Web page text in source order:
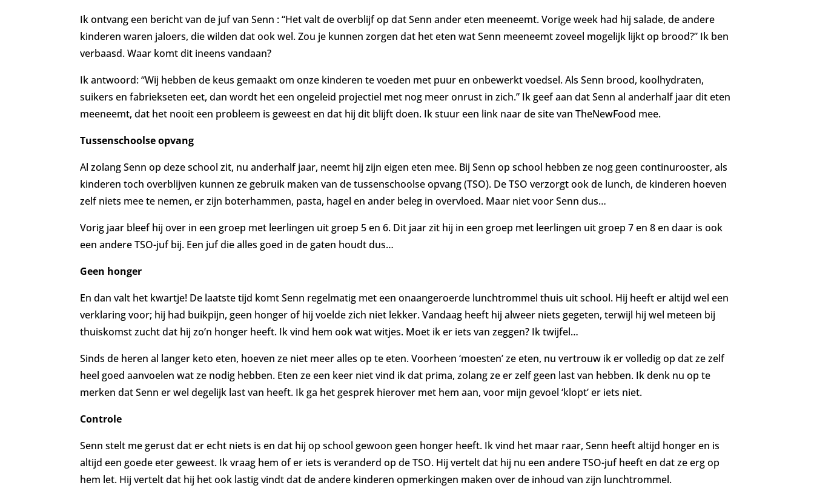
Ik ontvang een bericht van de juf van Senn : “Het valt de overblijf op dat Senn ander eten meeneemt. Vorige week had hij salade, de andere
kinderen waren jaloers, die wilden dat ook wel. Zou je kunnen zorgen dat het eten wat Senn meeneemt zoveel mogelijk lijkt op brood?” Ik ben
verbaasd. Waar komt dit ineens vandaan?
Ik antwoord: “Wij hebben de keus gemaakt om onze kinderen te voeden met puur en onbewerkt voedsel. Als Senn brood, koolhydraten,
suikers en fabriekseten eet, dan wordt het een ongeleid projectiel met nog meer onrust in zich.” Ik geef aan dat Senn al anderhalf jaar dit eten
meeneemt, dat het nooit een probleem is geweest en dat hij dit blijft doen. Ik stuur een link naar de site van TheNewFood mee.
Tussenschoolse opvang
Al zolang Senn op deze school zit, nu anderhalf jaar, neemt hij zijn eigen eten mee. Bij Senn op school hebben ze nog geen continurooster, als
kinderen toch overblijven kunnen ze gebruik maken van de tussenschoolse opvang (TSO). De TSO verzorgt ook de lunch, de kinderen hoeven
zelf niets mee te nemen, er zijn boterhammen, pasta, hagel en ander beleg in overvloed. Maar niet voor Senn dus…
Vorig jaar bleef hij over in een groep met leerlingen uit groep 5 en 6. Dit jaar zit hij in een groep met leerlingen uit groep 7 en 8 en daar is ook
een andere TSO-juf bij. Een juf die alles goed in de gaten houdt dus…
Geen honger
En dan valt het kwartje! De laatste tijd komt Senn regelmatig met een onaangeroerde lunchtrommel thuis uit school. Hij heeft er altijd wel een
verklaring voor; hij had buikpijn, geen honger of hij voelde zich niet lekker. Vandaag heeft hij alweer niets gegeten, terwijl hij wel meteen bij
thuiskomst zucht dat hij zo’n honger heeft. Ik vind hem ook wat witjes. Moet ik er iets van zeggen? Ik twijfel…
Sinds de heren al langer keto eten, hoeven ze niet meer alles op te eten. Voorheen ‘moesten’ ze eten, nu vertrouw ik er volledig op dat ze zelf
heel goed aanvoelen wat ze nodig hebben. Eten ze een keer niet vind ik dat prima, zolang ze er zelf geen last van hebben. Ik denk nu op te
merken dat Senn er wel degelijk last van heeft. Ik ga het gesprek hierover met hem aan, voor mijn gevoel ‘klopt’ er iets niet.
Controle
Senn stelt me gerust dat er echt niets is en dat hij op school gewoon geen honger heeft. Ik vind het maar raar, Senn heeft altijd honger en is
altijd een goede eter geweest. Ik vraag hem of er iets is veranderd op de TSO. Hij vertelt dat hij nu een andere TSO-juf heeft en dat ze erg op
hem let. Hij vertelt dat hij het ook lastig vindt dat de andere kinderen opmerkingen maken over de inhoud van zijn lunchtrommel.